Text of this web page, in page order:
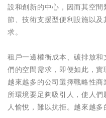
設和創新的中心，因而其空
節、技術支援型便利設施以
求。
租戶一邊權衡成本、碳排放
們的空間需求，即便如此，實
越來越多的公司選擇戰略性
所環境要足夠吸引人，使人
人愉悅，難以抗拒。越來越多